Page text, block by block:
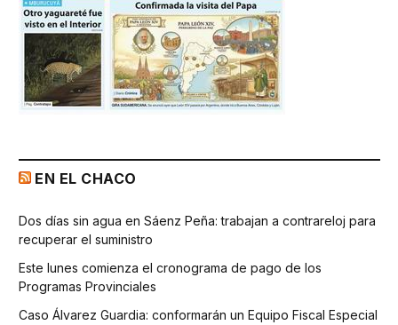
EN EL CHACO
Dos días sin agua en Sáenz Peña: trabajan a contrareloj para
recuperar el suministro
Este lunes comienza el cronograma de pago de los
Programas Provinciales
Caso Álvarez Guardia: conformarán un Equipo Fiscal Especial